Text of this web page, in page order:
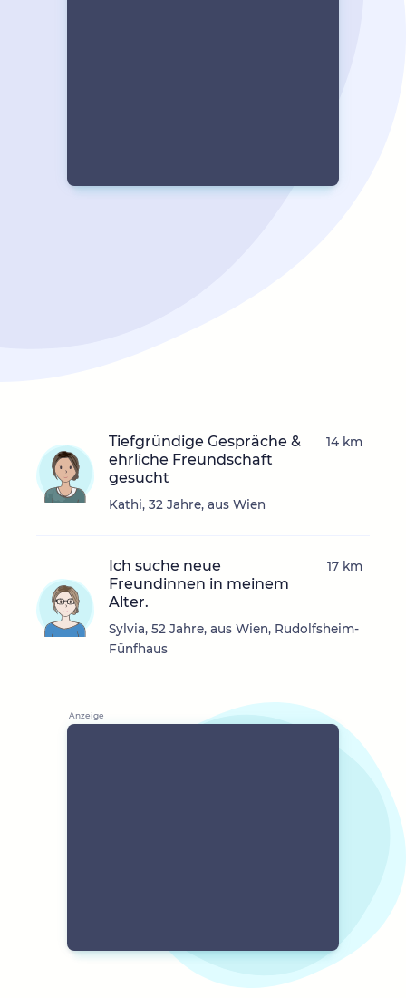
Tiefgründige Gespräche &
ehrliche Freundschaft
gesucht
Kathi, 32 Jahre, aus Wien
14 km
Ich suche neue
Freundinnen in meinem
Alter.
Sylvia, 52 Jahre, aus Wien, Rudolfsheim-
Fünfhaus
17 km